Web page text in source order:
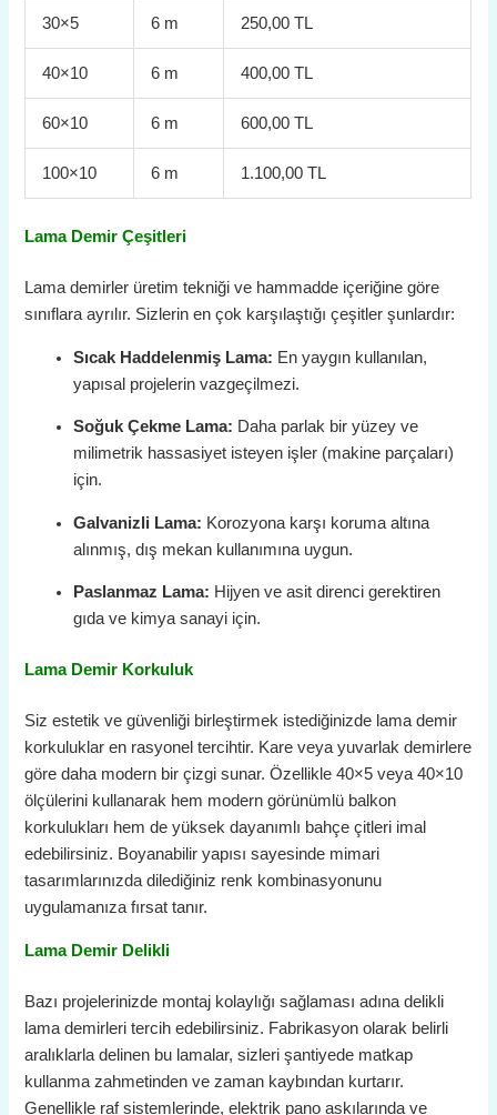
30×5 6 m 250,00 TL
40×10 6 m 400,00 TL
60×10 6 m 600,00 TL
100×10 6 m 1.100,00 TL
Lama Demir Çeşitleri
Lama demirler üretim tekniği ve hammadde içeriğine göre
sınıflara ayrılır. Sizlerin en çok karşılaştığı çeşitler şunlardır:
Sıcak Haddelenmiş Lama: En yaygın kullanılan,
yapısal projelerin vazgeçilmezi.
Soğuk Çekme Lama: Daha parlak bir yüzey ve
milimetrik hassasiyet isteyen işler (makine parçaları)
için.
Galvanizli Lama: Korozyona karşı koruma altına
alınmış, dış mekan kullanımına uygun.
Paslanmaz Lama: Hijyen ve asit direnci gerektiren
gıda ve kimya sanayi için.
Lama Demir Korkuluk
Siz estetik ve güvenliği birleştirmek istediğinizde lama demir
korkuluklar en rasyonel tercihtir. Kare veya yuvarlak demirlere
göre daha modern bir çizgi sunar. Özellikle 40×5 veya 40×10
ölçülerini kullanarak hem modern görünümlü balkon
korkulukları hem de yüksek dayanımlı bahçe çitleri imal
edebilirsiniz. Boyanabilir yapısı sayesinde mimari
tasarımlarınızda dilediğiniz renk kombinasyonunu
uygulamanıza fırsat tanır.
Lama Demir Delikli
Bazı projelerinizde montaj kolaylığı sağlaması adına delikli
lama demirleri tercih edebilirsiniz. Fabrikasyon olarak belirli
aralıklarla delinen bu lamalar, sizleri şantiyede matkap
kullanma zahmetinden ve zaman kaybından kurtarır.
Genellikle raf sistemlerinde, elektrik pano askılarında ve